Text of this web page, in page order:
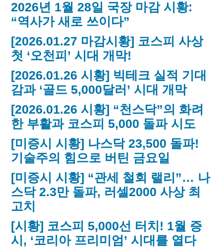
2026년 1월 28일 국장 마감 시황:
“역사가 새로 쓰이다”
[2026.01.27 마감시황] 코스피 사상
첫 ‘오천피’ 시대 개막!
[2026.01.26 시황] 빅테크 실적 기대
감과 ‘골드 5,000달러’ 시대 개막
[2026.01.26 시황] “천스닥”의 화려
한 부활과 코스피 5,000 돌파 시도
[미증시 시황] 나스닥 23,500 돌파!
기술주의 힘으로 버틴 금요일
[미증시 시황] “관세 철회 랠리”… 나
스닥 2.3만 돌파, 러셀2000 사상 최
고치
[시황] 코스피 5,000선 터치! 1월 증
시, ‘코리아 프리미엄’ 시대를 열다